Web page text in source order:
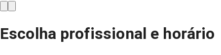
Escolha profissional e horário